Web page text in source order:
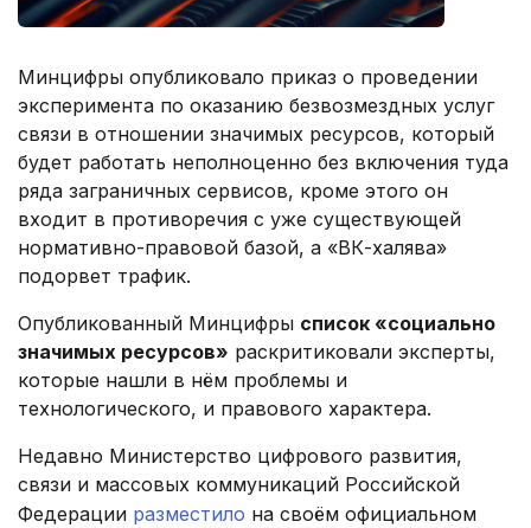
Минцифры опубликовало приказ о проведении
эксперимента по оказанию безвозмездных услуг
связи в отношении значимых ресурсов, который
будет работать неполноценно без включения туда
ряда заграничных сервисов, кроме этого он
входит в противоречия с уже существующей
нормативно-правовой базой, а «ВК-халява»
подорвет трафик.
Опубликованный Минцифры список «социально
значимых ресурсов» раскритиковали эксперты,
которые нашли в нём проблемы и
технологического, и правового характера.
Недавно Министерство цифрового развития,
связи и массовых коммуникаций Российской
Федерации разместило на своём официальном